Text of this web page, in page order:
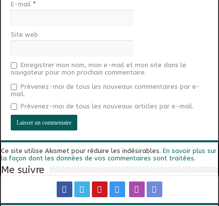
E-mail *
Site web
Enregistrer mon nom, mon e-mail et mon site dans le
navigateur pour mon prochain commentaire.
Prévenez-moi de tous les nouveaux commentaires par e-
mail.
Prévenez-moi de tous les nouveaux articles par e-mail.
Ce site utilise Akismet pour réduire les indésirables.En savoir plus sur
la façon dont les données de vos commentaires sont traitées.
Me suivre